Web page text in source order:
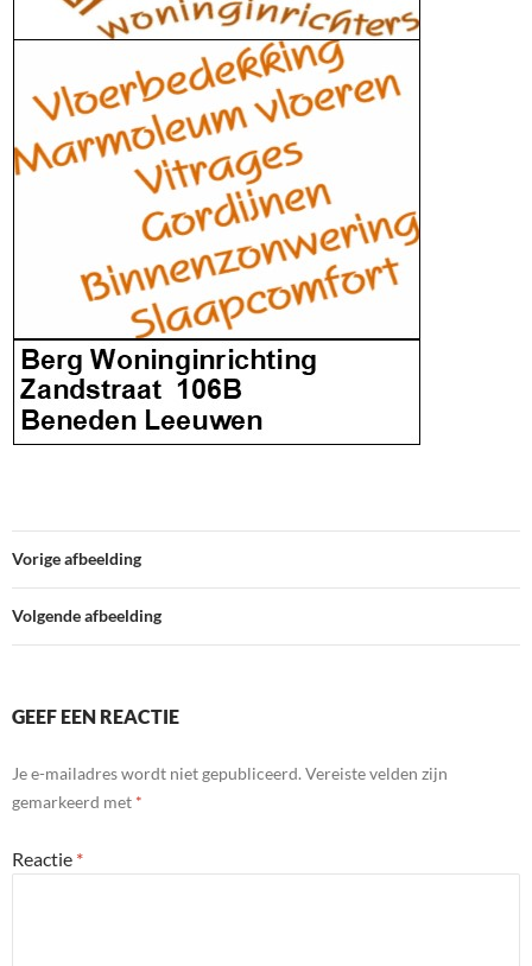
Vorige afbeelding
Volgende afbeelding
GEEF EEN REACTIE
Je e-mailadres wordt niet gepubliceerd. Vereiste velden zijn
gemarkeerd met *
Reactie *